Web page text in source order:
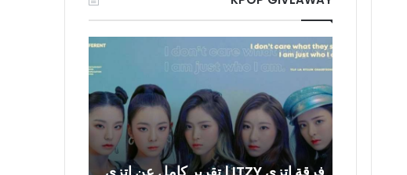
فرقة
اتزي
|
تقرير
كامل
عن
إتزي